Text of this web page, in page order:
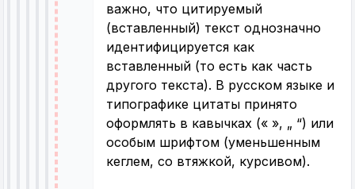
важно, что цитируемый
(вставленный) текст однозначно
идентифицируется как
вставленный (то есть как часть
другого текста). В русском языке и
типографике цитаты принято
оформлять в кавычках (« », „ “) или
особым шрифтом (уменьшенным
кеглем, со втяжкой, курсивом).